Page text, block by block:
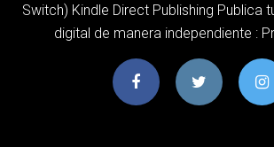
Switch) Kindle Direct Publishing Publica
digital de manera independiente :